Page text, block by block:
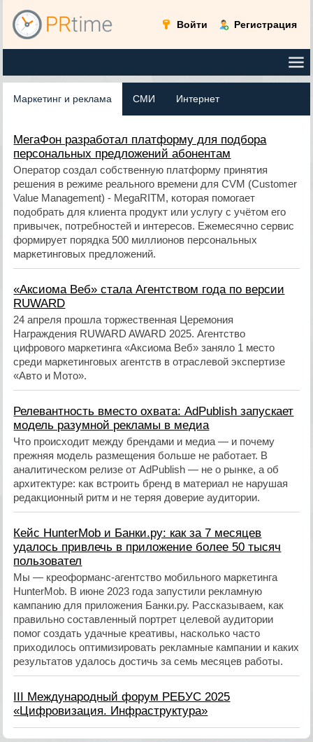
Войти Регистрация
Маркетинг и реклама СМИ Интернет
МегаФон разработал платформу для подбора
персональных предложений абонентам
Оператор создал собственную платформу принятия
решения в режиме реального времени для CVM (Customer
Value Management) - MegaRITM, которая помогает
подобрать для клиента продукт или услугу с учётом его
привычек, потребностей и интересов. Ежемесячно сервис
формирует порядка 500 миллионов персональных
маркетинговых предложений.
«Аксиома Веб» стала Агентством года по версии
RUWARD
24 апреля прошла торжественная Церемония
Награждения RUWARD AWARD 2025. Агентство
цифрового маркетинга «Аксиома Веб» заняло 1 место
среди маркетинговых агентств в отраслевой экспертизе
«Авто и Мото».
Релевантность вместо охвата: AdPublish запускает
модель разумной рекламы в медиа
Что происходит между брендами и медиа — и почему
прежняя модель размещения больше не работает. В
аналитическом релизе от AdPublish — не о рынке, а об
архитектуре: как встроить бренд в материал не нарушая
редакционный ритм и не теряя доверие аудитории.
Кейс HunterMob и Банки.ру: как за 7 месяцев
удалось привлечь в приложение более 50 тысяч
пользовател
Мы — креоформанс-агентство мобильного маркетинга
HunterMob. В июне 2023 года запустили рекламную
кампанию для приложения Банки.ру. Рассказываем, как
правильно составленный портрет целевой аудитории
помог создать удачные креативы, насколько часто
приходилось оптимизировать рекламные кампании и каких
результатов удалось достичь за семь месяцев работы.
III Международный форум РЕБУС 2025
«Цифровизация. Инфраструктура»